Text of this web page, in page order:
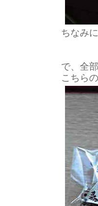
ちなみ
で、全
こちら